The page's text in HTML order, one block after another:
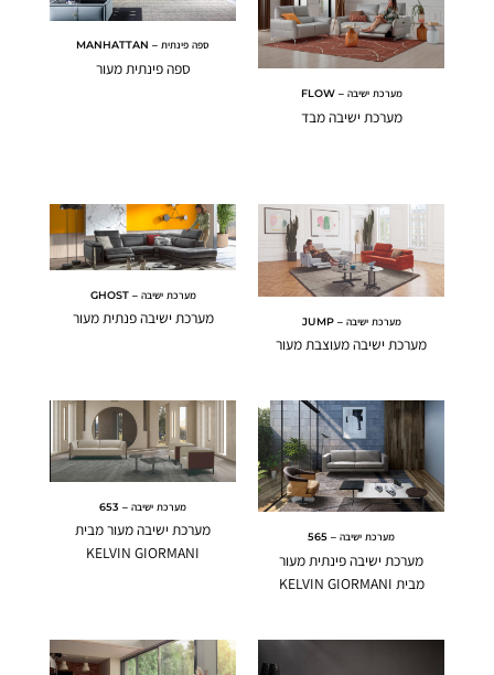
מערכת ישיבה – FLOW
מערכת ישיבה מבד
ספה פינתית – MANHATTAN
ספה פינתית מעור
מערכת ישיבה – JUMP
מערכת ישיבה מעוצבת מעור
מערכת ישיבה – GHOST
מערכת ישיבה פנתית מעור
מערכת ישיבה – 565
מערכת ישיבה פינתית מעור
מבית KELVIN GIORMANI
מערכת ישיבה – 653
מערכת ישיבה מעור מבית
KELVIN GIORMANI